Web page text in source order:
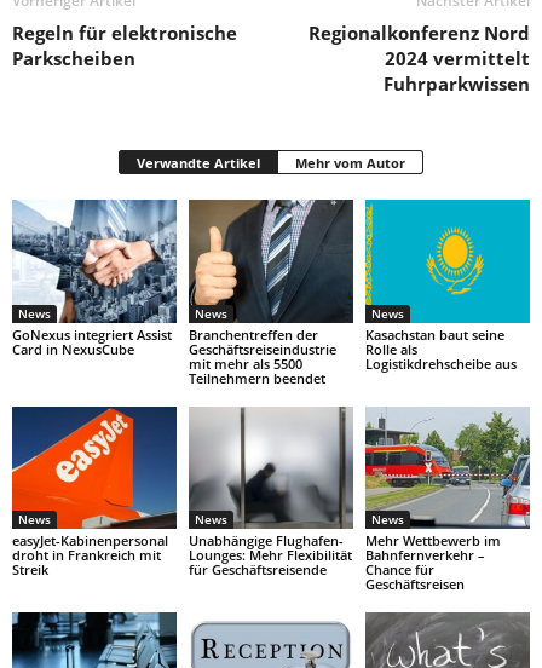
Regeln für elektronische
Parkscheiben
Regionalkonferenz Nord
2024 vermittelt
Fuhrparkwissen
Verwandte Artikel Mehr vom Autor
News
GoNexus integriert Assist
Card in NexusCube
News
Branchentreffen der
Geschäftsreiseindustrie
mit mehr als 5500
Teilnehmern beendet
News
Kasachstan baut seine
Rolle als
Logistikdrehscheibe aus
News
easyJet-Kabinenpersonal
droht in Frankreich mit
Streik
News
Unabhängige Flughafen-
Lounges: Mehr Flexibilität
für Geschäftsreisende
News
Mehr Wettbewerb im
Bahnfernverkehr –
Chance für
Geschäftsreisen